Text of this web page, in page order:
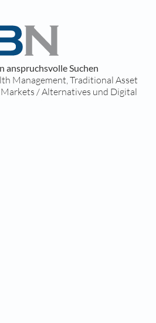
anspruchsvolle Suchen
Management, Traditional Asset
/ Alternatives und Digital